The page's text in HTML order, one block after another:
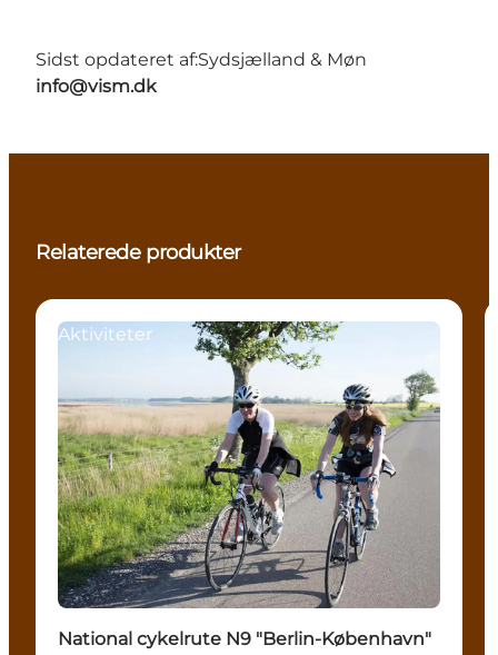
Sidst opdateret af:Sydsjælland & Møn
info@vism.dk
Relaterede produkter
Aktiviteter
National cykelrute N9 "Berlin-København"